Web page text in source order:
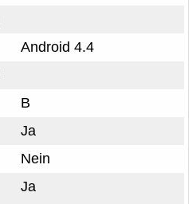
Android 4.4
B
Ja
Nein
Ja